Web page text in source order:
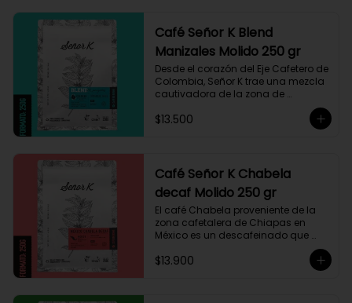
trazas de chocolate. El tueste medio
permite degustar todos los sabores
complejos de este café
Café Señor K Blend
Manizales Molido 250 gr
Desde el corazón del Eje Cafetero de
Colombia, Señor K trae una mezcla
cautivadora de la zona de
Manizales, entre 1.800 y 1.950 msnm.
La variedad es Castillo, que ha sido
trazas de chocolate. El tueste medio
permite degustar todos los sabores
complejos de este café
$13.500
Café Señor K Chabela
decaf Molido 250 gr
El café Chabela proveniente de la
zona cafetalera de Chiapas en
México es un descafeinado que
Este café se siembra cerca de la
$13.900